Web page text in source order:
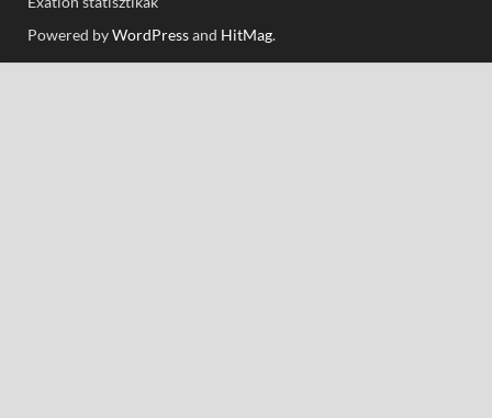
Powered byWordPressand HitMag.